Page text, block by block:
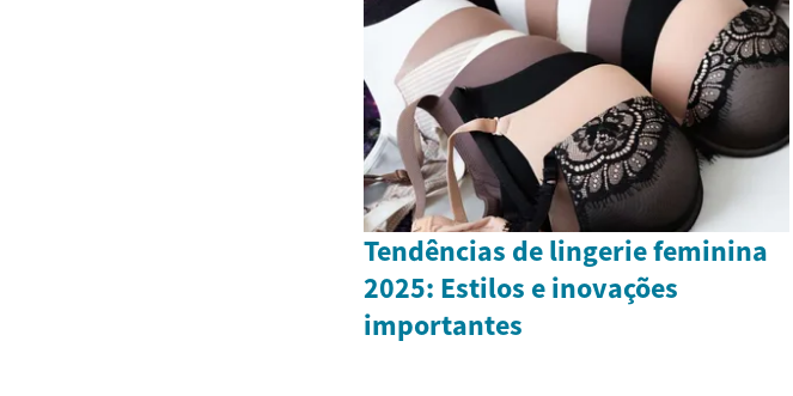
Tendências de lingerie feminina
2025: Estilos e inovações
importantes